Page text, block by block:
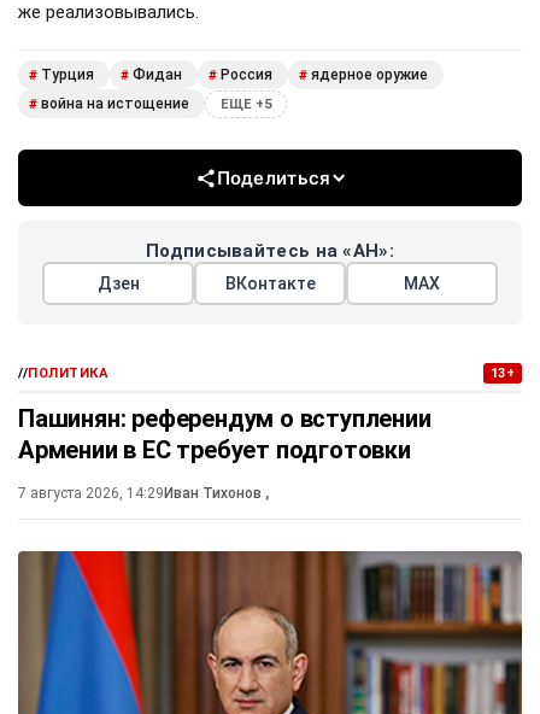
же реализовывались.
# Турция # Фидан # Россия # ядерное оружие
# война на истощение ЕЩЕ +5
Поделиться
Подписывайтесь на «АН»:
Дзен ВКонтакте МАХ
//ПОЛИТИКА 13+
Пашинян: референдум о вступлении
Армении в ЕС требует подготовки
7 августа 2026, 14:29 Иван Тихонов ,